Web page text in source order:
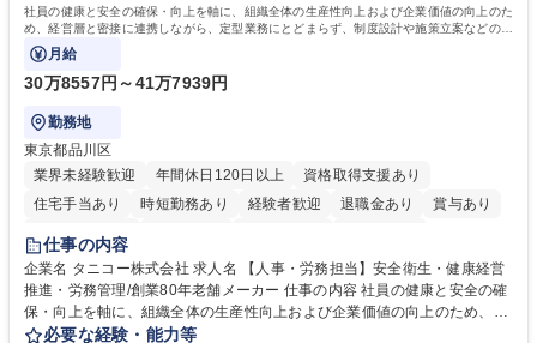
社員の健康と安全の確保・向上を軸に、組織全体の生産性向上および企業価値の向上のた
め、経営層と密接に連携しながら、定型業務にとどまらず、制度設計や施策立案などの上
流工程から関与していただきます。
月給
30万8557円～41万7939円
勤務地
東京都品川区
業界未経験歓迎
年間休日120日以上
資格取得支援あり
住宅手当あり
時短勤務あり 経験者歓迎 退職金あり
賞与あり
完全週休2日制
寮・社宅あり
仕事の内容
企業名 タニコー株式会社 求人名 【人事・労務担当】安全衛生・健康経営
推進・労務管理/創業80年老舗メーカー 仕事の内容 社員の健康と安全の確
保・向上を軸に、組織全体の生産性向上および企業価値の向上のため、経
営層と密接に連携しながら、定型業務にとどまらず、制度設計や施策立案
必要な経験・能力等